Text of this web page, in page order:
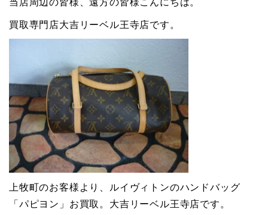
買取専門店大吉リーベル王寺店です。
上牧町のお客様より、ルイヴィトンのハンドバッグ
「パピヨン」お買取。大吉リーベル王寺店です。